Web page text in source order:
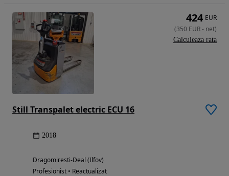
Still Transpalet electric ECU 16
2018
Dragomiresti-Deal (Ilfov)
Profesionist • Reactualizat
424 EUR
(350 EUR- net)
Calculeaza rata